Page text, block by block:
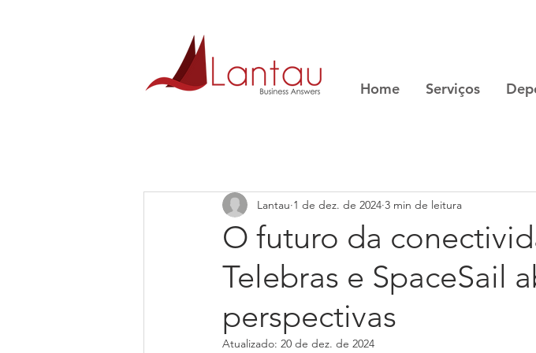
Home Serviços
O futuro da
Telebras e SpaceSail
perspectivas
Lantau 1 de dez. de 2024 3 min de leitura
Atualizado: 20 de dez. de 2024